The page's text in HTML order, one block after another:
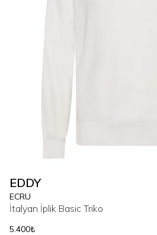
EDDY
ECRU
İtalyan İplik Basic Triko
5.400₺